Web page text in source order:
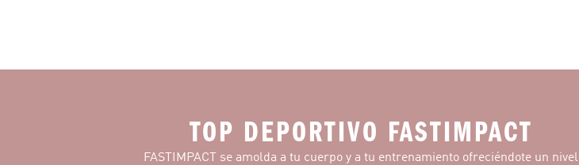
TOP DEPORTIVO FASTIMPACT
FASTIMPACT se amolda a tu cuerpo y a tu entrenamiento ofreciéndote un nivel